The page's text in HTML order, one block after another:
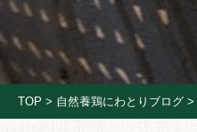
TOP > 自然養鶏にわとりブログ >